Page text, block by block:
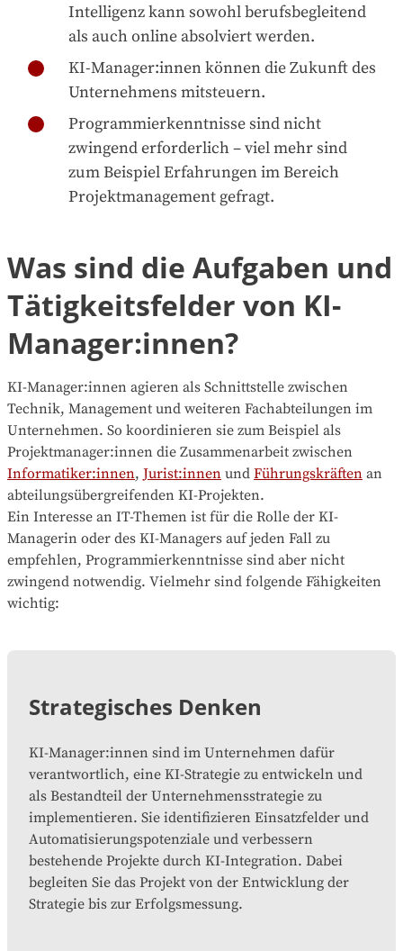
Intelligenz kann sowohl berufsbegleitend
als auch online absolviert werden.
KI-Manager:innen können die Zukunft des
Unternehmens mitsteuern.
Programmierkenntnisse sind nicht
zwingend erforderlich – viel mehr sind
zum Beispiel Erfahrungen im Bereich
Projektmanagement gefragt.
Was sind die Aufgaben und
Tätigkeitsfelder von KI-
Manager:innen?
KI-Manager:innen agieren als Schnittstelle zwischen
Technik, Management und weiteren Fachabteilungen im
Unternehmen. So koordinieren sie zum Beispiel als
Projektmanager:innen die Zusammenarbeit zwischen
Informatiker:innen, Jurist:innen und Führungskräften an
abteilungsübergreifenden KI-Projekten.
Ein Interesse an IT-Themen ist für die Rolle der KI-
Managerin oder des KI-Managers auf jeden Fall zu
empfehlen, Programmierkenntnisse sind aber nicht
zwingend notwendig. Vielmehr sind folgende Fähigkeiten
wichtig:
Strategisches Denken
KI-Manager:innen sind im Unternehmen dafür
verantwortlich, eine KI-Strategie zu entwickeln und
als Bestandteil der Unternehmensstrategie zu
implementieren. Sie identifizieren Einsatzfelder und
Automatisierungspotenziale und verbessern
bestehende Projekte durch KI-Integration. Dabei
begleiten Sie das Projekt von der Entwicklung der
Strategie bis zur Erfolgsmessung.